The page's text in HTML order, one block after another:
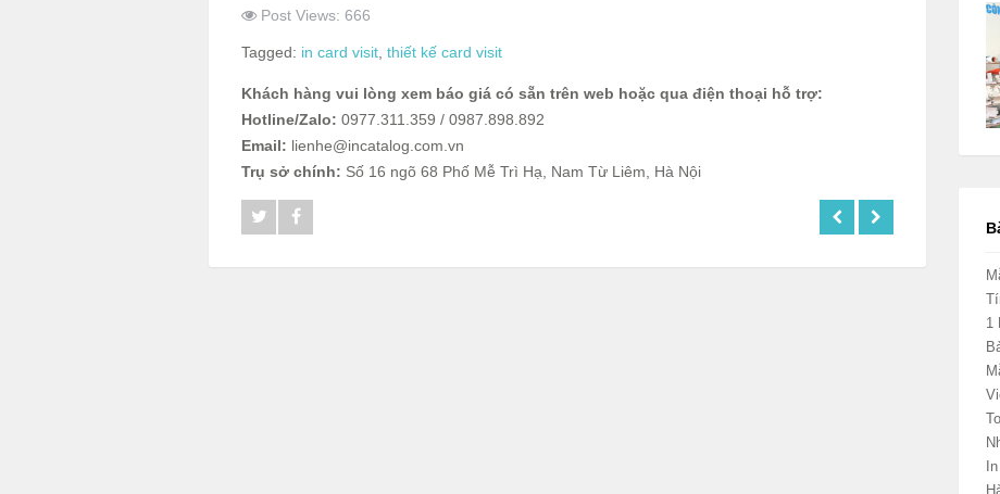
Post Views: 666
Tagged: in card visit thiết kế card visit
Khách hàng vui lòng xem báo giá có sẵn trên web hoặc qua điện thoại hỗ trợ:
Hotline/Zalo: 0977.311.359 / 0987.898.892
Email: lienhe@incatalog.com.vn
Trụ sở chính: Số 16 ngõ 68 Phố Mễ Trì Hạ, Nam Từ Liêm, Hà Nội
1